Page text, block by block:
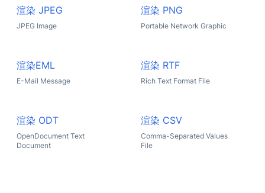
渲染 JPEG
JPEG Image
渲染 PNG
Portable Network Graphic
渲染EML
E-Mail Message
渲染 RTF
Rich Text Format File
渲染 ODT
OpenDocument Text
Document
渲染 CSV
Comma-Separated Values
File